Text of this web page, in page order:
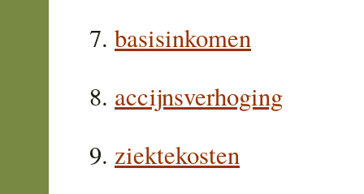
basisinkomen
accijnsverhoging
ziektekosten